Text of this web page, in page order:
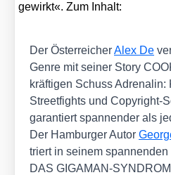
ge­wirkt«. Zum Inhalt:
Der Öster­rei­cherAlex De
Gen­re mit sei­ner Sto­ry
kräf­ti­gen Schuss Adre­na­lin:
Street­fights und Copy­right-
garan­tiert span­nen­der als
Der Ham­bur­ger Autor
triert in sei­nem
DAS GIGAMAN-